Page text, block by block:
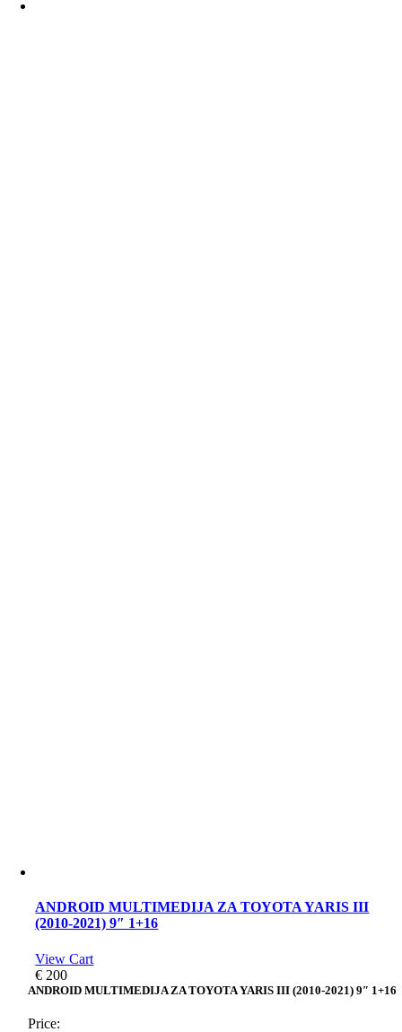
ANDROID MULTIMEDIJA ZA TOYOTA YARIS III
(2010-2021) 9″ 1+16
View Cart
€ 200
ANDROID MULTIMEDIJA ZA TOYOTA YARIS III (2010-2021) 9″ 1+16
Price: